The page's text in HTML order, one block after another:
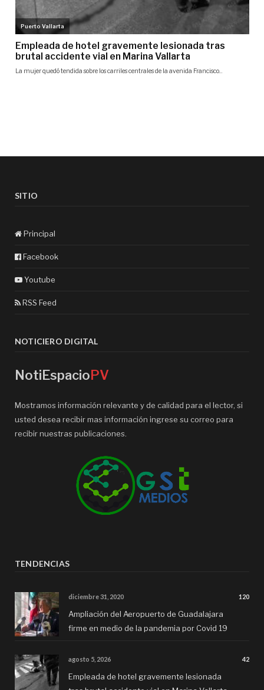
SITIO
Principal
Facebook
Youtube
RSS Feed
NOTICIERO DIGITAL
NotiEspacioPV
Mostramos información relevante y de calidad para el lector, si
usted desea recibir mas información ingrese su correo para
recibir nuestras publicaciones.
TENDENCIAS
diciembre 31, 2020 120
Ampliación del Aeropuerto de Guadalajara
firme en medio de la pandemia por Covid 19
agosto 5, 2026 42
Empleada de hotel gravemente lesionada